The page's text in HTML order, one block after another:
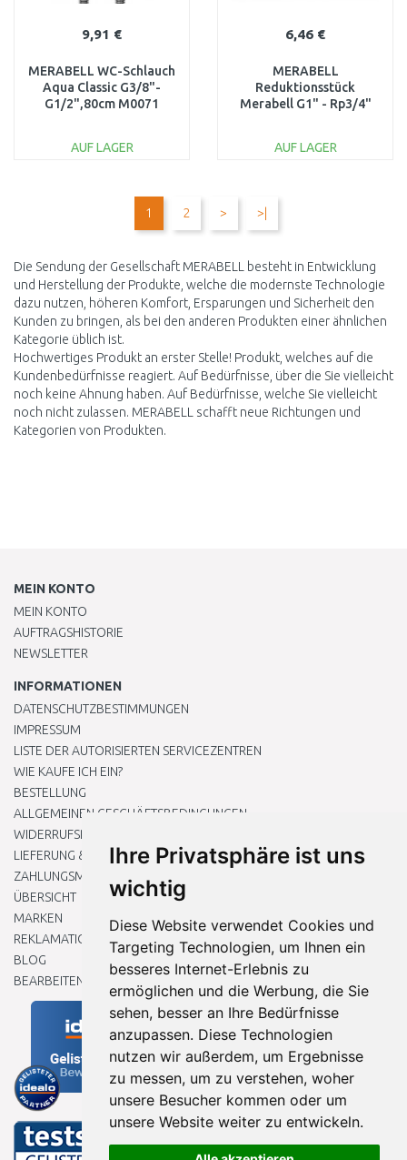
Ihre Privatsphäre ist uns
wichtig
Diese Website verwendet Cookies und
Targeting Technologien, um Ihnen ein
besseres Internet-Erlebnis zu
ermöglichen und die Werbung, die Sie
sehen, besser an Ihre Bedürfnisse
anzupassen. Diese Technologien
nutzen wir außerdem, um Ergebnisse
zu messen, um zu verstehen, woher
unsere Besucher kommen oder um
unsere Website weiter zu entwickeln.
9,91 €
MERABELL WC-Schlauch
Aqua Classic G3/8"-
G1/2",80cm M0071
AUF LAGER
6,46 €
MERABELL
Reduktionsstück
Merabell G1" - Rp3/4"
AUF LAGER
1 2 > >|
Die Sendung der Gesellschaft MERABELL besteht in Entwicklung
und Herstellung der Produkte, welche die modernste Technologie
dazu nutzen, höheren Komfort, Ersparungen und Sicherheit den
Kunden zu bringen, als bei den anderen Produkten einer ähnlichen
Kategorie üblich ist.
Hochwertiges Produkt an erster Stelle! Produkt, welches auf die
Kundenbedürfnisse reagiert. Auf Bedürfnisse, über die Sie vielleicht
noch keine Ahnung haben. Auf Bedürfnisse, welche Sie vielleicht
noch nicht zulassen. MERABELL schafft neue Richtungen und
Kategorien von Produkten.
MEIN KONTO
MEIN KONTO
AUFTRAGSHISTORIE
NEWSLETTER
INFORMATIONEN
DATENSCHUTZBESTIMMUNGEN
IMPRESSUM
LISTE DER AUTORISIERTEN SERVICEZENTREN
WIE KAUFE ICH EIN?
BESTELLUNG
ALLGEMEINEN GESCHÄFTSBEDINGUNGEN
WIDERRUFSRECHT
LIEFERUNG & ZAHLUNG
ZAHLUNGSMETHODEN
ÜBERSICHT
MARKEN
REKLAMATIONEN UND RETOUREN
BLOG
BEARBEITEN SIE MEINE COOKIE-EINSTELLUNGEN